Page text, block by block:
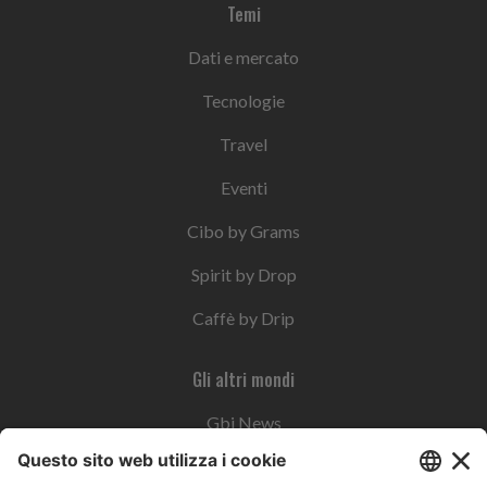
Temi
Dati e mercato
Tecnologie
Travel
Eventi
Cibo by Grams
Spirit by Drop
Caffè by Drip
Gli altri mondi
Gbi News
Instoremag